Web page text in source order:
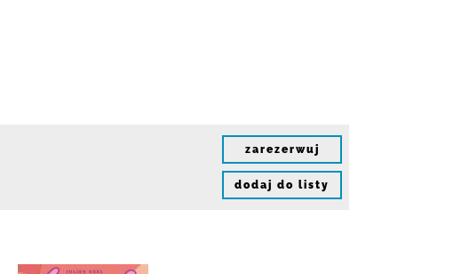
zarezerwuj
dodaj do listy